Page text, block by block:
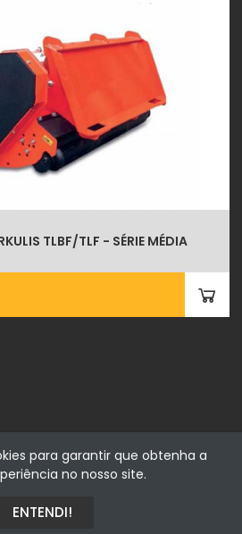
TLBF/TLF - SÉRIE MÉDIA
de Barreiros 7005-208 Évora -
para garantir que obtenha a
no nosso site.
ENTENDI!